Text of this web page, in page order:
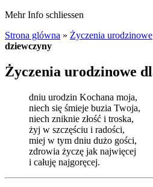
Mehr Info schliessen
Strona glówna » Życzenia urodzinowe
dziewczyny
Życzenia urodzinowe
dniu urodzin Kochana moja,
niech się śmieje buzia Twoja,
niech zniknie złość i troska,
żyj w szczęściu i radości,
miej w tym dniu dużo gości,
zdrowia życzę jak najwięcej
i całuję najgoręcej.